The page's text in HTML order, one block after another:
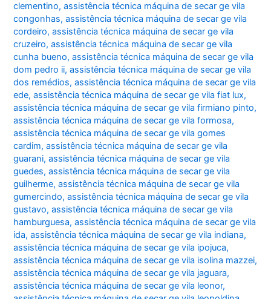
clementino,assistência técnica máquina de secar ge vila
congonhas,assistência técnica máquina de secar ge vila
cordeiro,assistência técnica máquina de secar ge vila
cruzeiro,assistência técnica máquina de secar ge vila
cunha bueno,assistência técnica máquina de secar ge vila
dom pedro ii,assistência técnica máquina de secar ge vila
dos remédios,assistência técnica máquina de secar ge vila
ede,assistência técnica máquina de secar ge vila fiat lux,
assistência técnica máquina de secar ge vila firmiano pinto,
assistência técnica máquina de secar ge vila formosa,
assistência técnica máquina de secar ge vila gomes
cardim,assistência técnica máquina de secar ge vila
guarani,assistência técnica máquina de secar ge vila
guedes,assistência técnica máquina de secar ge vila
guilherme,assistência técnica máquina de secar ge vila
gumercindo,assistência técnica máquina de secar ge vila
gustavo,assistência técnica máquina de secar ge vila
hamburguesa,assistência técnica máquina de secar ge vila
ida,assistência técnica máquina de secar ge vila indiana,
assistência técnica máquina de secar ge vila ipojuca,
assistência técnica máquina de secar ge vila isolina mazzei,
assistência técnica máquina de secar ge vila jaguara,
assistência técnica máquina de secar ge vila leonor,